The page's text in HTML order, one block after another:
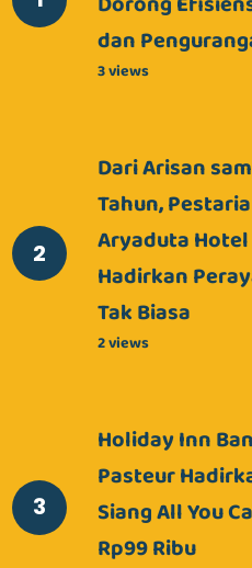
dan
3 views
Dari Arisan
Tahun,
Aryaduta
Hadirkan
Tak Biasa
2 views
Holiday Inn
Pasteur
Siang All You
Rp99 Ribu